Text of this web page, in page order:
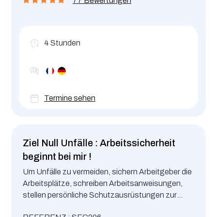
einzuhalten. Diese Schulung ist als Fortbildung
(Ministerialerlass vom 09.03.22).
4 Stunden
Termine sehen
Ziel Null Unfälle : Arbeitssicherheit
beginnt bei mir !
Um Unfälle zu vermeiden, sichern Arbeitgeber die
Arbeitsplätze, schreiben Arbeitsanweisungen,
stellen persönliche Schutzausrüstungen zur